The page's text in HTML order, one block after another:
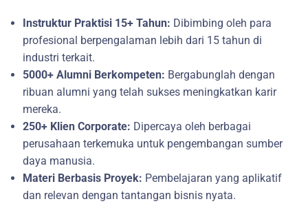
Instruktur Praktisi 15+ Tahun: Dibimbing oleh para
profesional berpengalaman lebih dari 15 tahun di
industri terkait.
5000+ Alumni Berkompeten: Bergabunglah dengan
ribuan alumni yang telah sukses meningkatkan karir
mereka.
250+ Klien Corporate: Dipercaya oleh berbagai
perusahaan terkemuka untuk pengembangan sumber
daya manusia.
Materi Berbasis Proyek: Pembelajaran yang aplikatif
dan relevan dengan tantangan bisnis nyata.